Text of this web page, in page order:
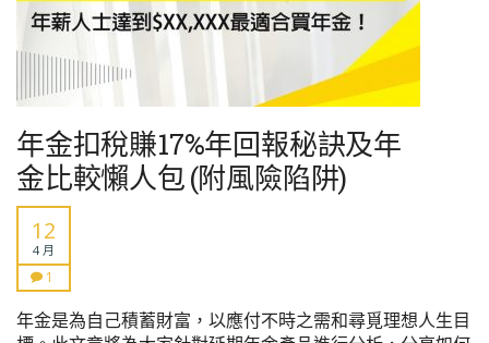
年金扣稅賺17%年回報秘訣及年
金比較懶人包 (附風險陷阱)
12
4 月
1
年金是為自己積蓄財富，以應付不時之需和尋覓理想人生目